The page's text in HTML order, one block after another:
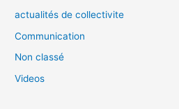
actualités de collectivite
Communication
Non classé
Videos